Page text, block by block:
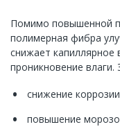
Помимо повышенной
полимерная фибра
снижает капиллярное
проникновение
снижение
повышение